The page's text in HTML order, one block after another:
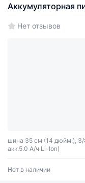
Аккумуляторная
Нет отзывов
шина 35 см (14 дюйм.), 3/
акк.5.0 А/ч Li-Ion)
Нет в наличии